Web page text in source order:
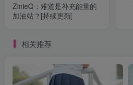
ZinieQ：难道是补充能量的
加油站？[持续更新]
相关推荐